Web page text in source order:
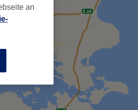
an